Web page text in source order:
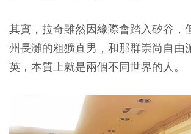
其實，拉奇雖然因緣際會踏入矽谷，
州長灘的粗獷直男，和那群崇尚自由
英，本質上就是兩個不同世界的人。